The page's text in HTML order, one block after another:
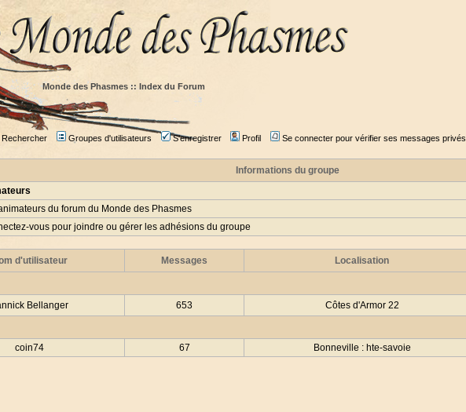
Monde des Phasmes :: Index du Forum
Rechercher Groupes d'utilisateurs S'enregistrer Profil Se connecter pour vérifier ses messages privés
Informations du groupe
du forum du Monde des Phasmes
vous pour joindre ou gérer les adhésions du groupe
d'utilisateur Messages Localisation
Bellanger
653
Côtes d'Armor 22
coin74
67 Bonneville : hte-savoie